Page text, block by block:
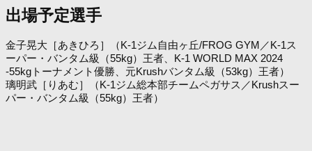
出場予定選手
金子晃大［あきひろ］（K-1ジム自由ヶ丘/FROG GYM／K-1ス
ーパー・バンタム級（55kg）王者、K-1 WORLD MAX 2024
-55kgトーナメント優勝、元Krushバンタム級（53kg）王者）
璃明武［りあむ］（K-1ジム総本部チームペガサス／Krushスー
パー・バンタム級（55kg）王者）